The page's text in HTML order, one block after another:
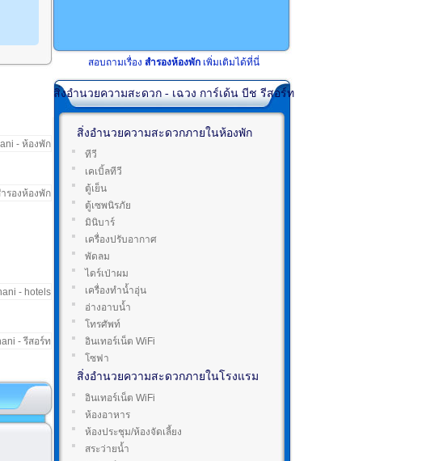
สอบถามเรื่อง สำรองห้องพัก เพิ่มเติมได้ที่นี่
สิ่งอำนวยความสะดวก - เฉวง การ์เด้น บีช รีสอร์ท
สิ่งอำนวยความสะดวกภายในห้องพัก
ทีวี
เคเบิ้ลทีวี
ตู้เย็น
ตู้เซพนิรภัย
มินิบาร์
เครื่องปรับอากาศ
พัดลม
ไดร์เป่าผม
เครื่องทำน้ำอุ่น
อ่างอาบน้ำ
โทรศัพท์
อินเทอร์เน็ต WiFi
โซฟา
สิ่งอำนวยความสะดวกภายในโรงแรม
อินเทอร์เน็ต WiFi
ห้องอาหาร
ห้องประชุม/ห้องจัดเลี้ยง
สระว่ายน้ำ